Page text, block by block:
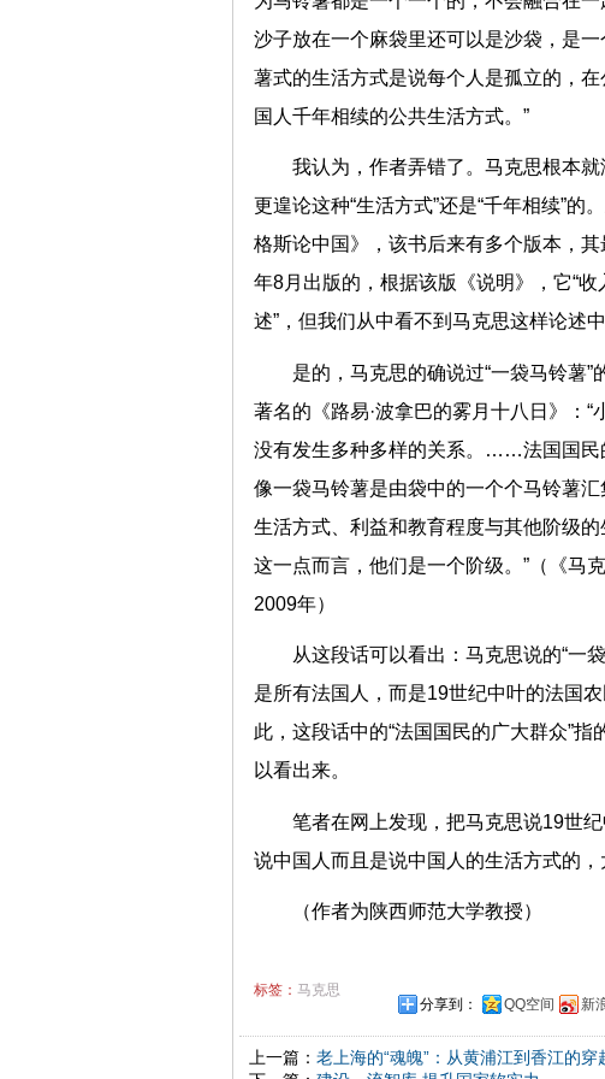
沙子放在一个麻袋里还可以是沙袋，是
薯式的生活方式是说每个人是孤立的，
国人千年相续的公共生活方式。”
我认为，作者弄错了。马克思根本就
更遑论这种“生活方式”还是“千年相续”
格斯论中国》，该书后来有多个版本，
年8月出版的，根据该版《说明》，它“
述”，但我们从中看不到马克思这样论
是的，马克思的确说过“一袋马铃薯
著名的《路易·波拿巴的雾月十八日》：
没有发生多种多样的关系。……法国国民
像一袋马铃薯是由袋中的一个个马铃薯
生活方式、利益和教育程度与其他阶级
这一点而言，他们是一个阶级。”（《马
2009年）
从这段话可以看出：马克思说的“一
是所有法国人，而是19世纪中叶的法国
此，这段话中的“法国国民的广大群众”
以看出来。
笔者在网上发现，把马克思说19世
说中国人而且是说中国人的生活方式
（作者为陕西师范大学教授）
标签： 马克思
分享到：
QQ空间 新
上一篇： 老上海的“魂魄”：从黄浦江到香江的穿